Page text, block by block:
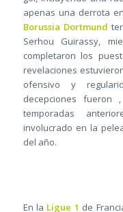
apenas una derrota
Borussia Dortmund
Serhou Guirassy,
completaron los
revelaciones
ofensivo y
decepciones
temporadas
involucrado en la
del año.
En la Ligue 1 de